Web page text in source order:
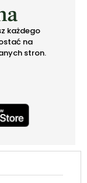
każdego
na
stron.